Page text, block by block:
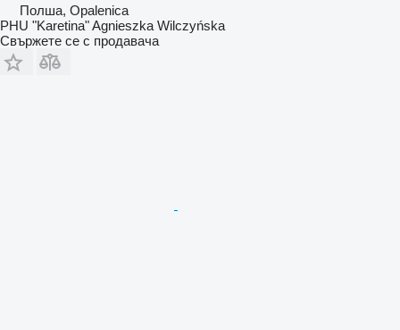
Полша, Opalenica
PHU "Karetina" Agnieszka Wilczyńska
Свържете се с продавача